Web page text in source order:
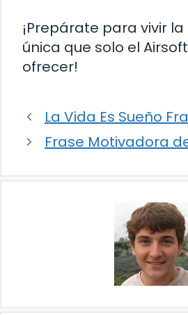
¡Prepárate para vivir
única que solo el
ofrecer!
La Vida Es Sueño
Frase Motivadora